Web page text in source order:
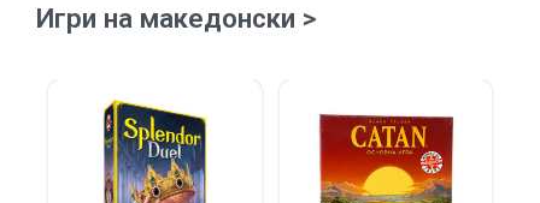
Игри на македонски >